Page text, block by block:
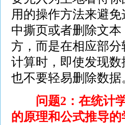
用的操作方法来避
中撕页或者删除文
方，而是在相应部
计算时，即使发现
也不要轻易删除数据
问题2：在统计
的原理和公式推导